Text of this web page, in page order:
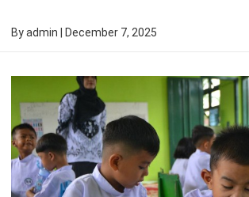
Byadmin December 7, 2025